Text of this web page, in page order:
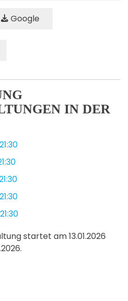
Google
IN DER
21:30
21:30
21:30
startet am 13.01.2026